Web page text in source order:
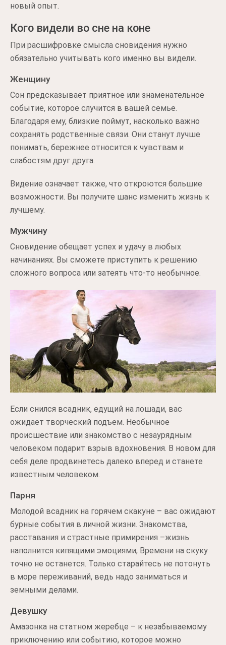
новый опыт.
Кого видели во сне на коне
При расшифровке смысла сновидения нужно
обязательно учитывать кого именно вы видели.
Женщину
Сон предсказывает приятное или знаменательное
событие, которое случится в вашей семье.
Благодаря ему, близкие поймут, насколько важно
сохранять родственные связи. Они станут лучше
понимать, бережнее относится к чувствам и
слабостям друг друга.
Видение означает также, что откроются большие
возможности. Вы получите шанс изменить жизнь к
лучшему.
Мужчину
Сновидение обещает успех и удачу в любых
начинаниях. Вы сможете приступить к решению
сложного вопроса или затеять что-то необычное.
Если снился всадник, едущий на лошади, вас
ожидает творческий подъем. Необычное
происшествие или знакомство с незаурядным
человеком подарит взрыв вдохновения. В новом для
себя деле продвинетесь далеко вперед и станете
известным человеком.
Парня
Молодой всадник на горячем скакуне – вас ожидают
бурные события в личной жизни. Знакомства,
расставания и страстные примирения –жизнь
наполнится кипящими эмоциями, Времени на скуку
точно не останется. Только старайтесь не потонуть
в море переживаний, ведь надо заниматься и
земными делами.
Девушку
Амазонка на статном жеребце – к незабываемому
приключению или событию, которое можно